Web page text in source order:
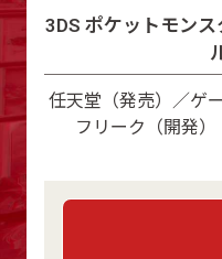
3DS ポケットモン
任天堂（発売）／ゲ
フリーク（開発）